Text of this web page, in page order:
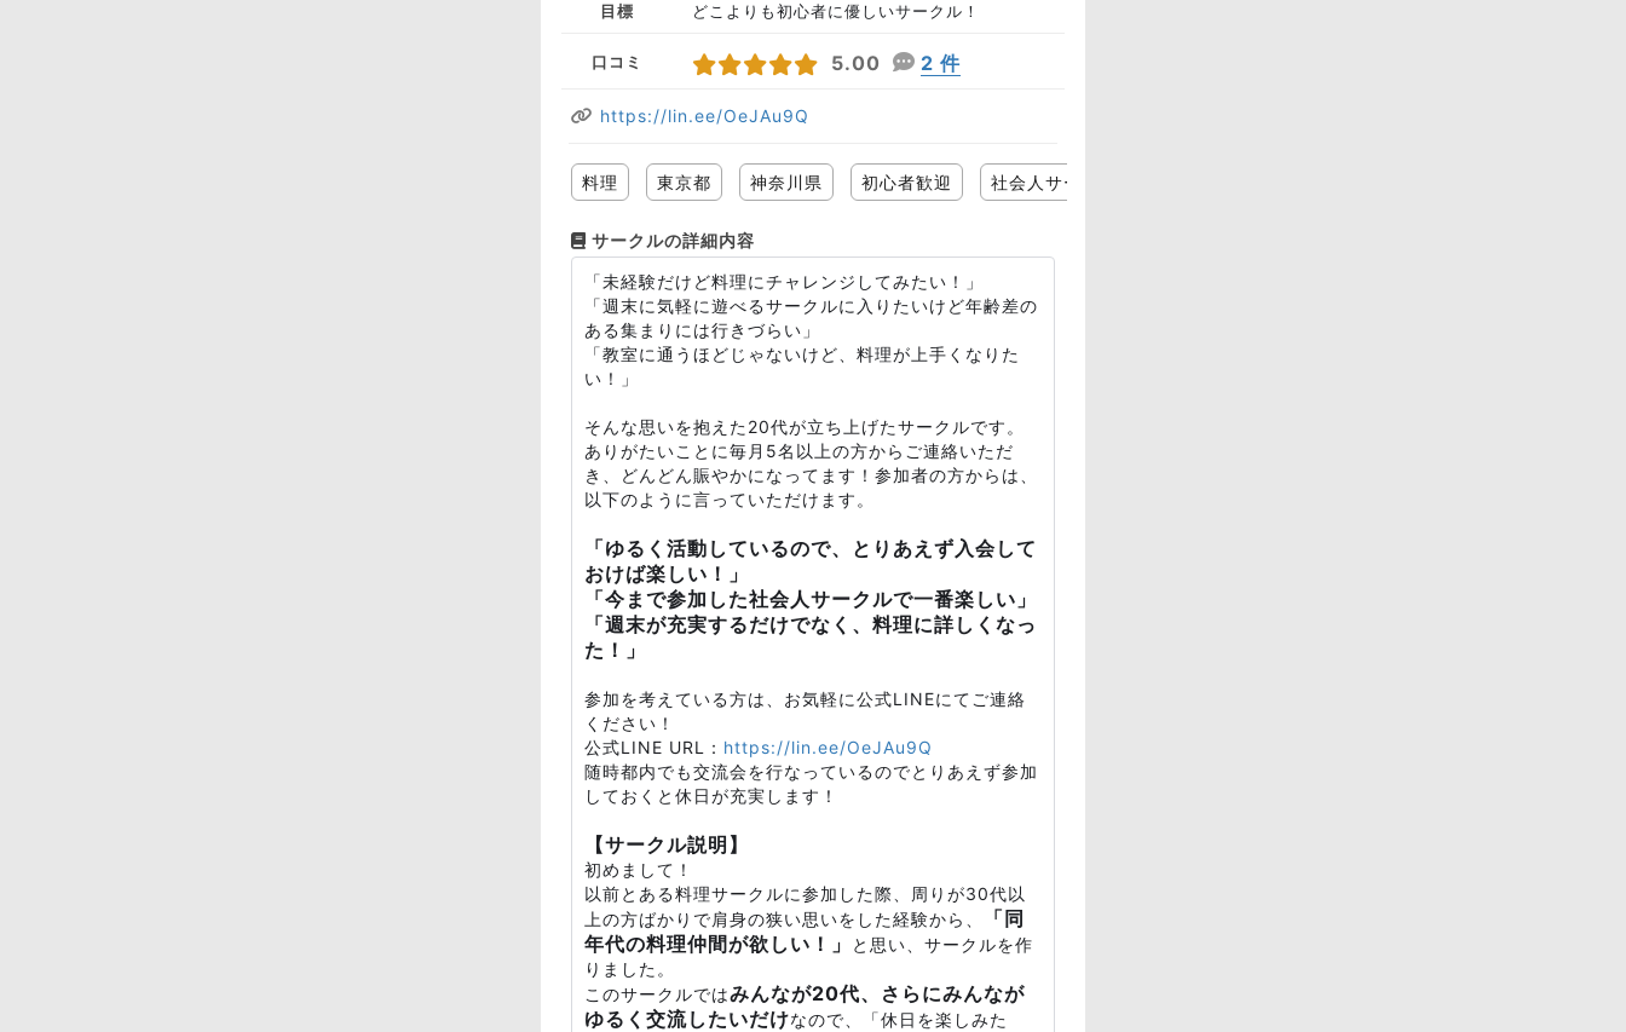
目標 どこよりも初心者に優しいサークル！
口コミ 5.00 2 件
https://lin.ee/OeJAu9Q
料理 東京都 神奈川県 初心者歓迎 社会人サークル
サークルの詳細内容
「未経験だけど料理にチャレンジしてみたい！」
「週末に気軽に遊べるサークルに入りたいけど年齢差の
ある集まりには行きづらい」
「教室に通うほどじゃないけど、料理が上手くなりた
い！」
そんな思いを抱えた20代が立ち上げたサークルです。
ありがたいことに毎月5名以上の方からご連絡いただ
き、どんどん賑やかになってます！参加者の方からは、
以下のように言っていただけます。
「ゆるく活動しているので、とりあえず入会して
おけば楽しい！」
「今まで参加した社会人サークルで一番楽しい」
「週末が充実するだけでなく、料理に詳しくなっ
た！」
参加を考えている方は、お気軽に公式LINEにてご連絡
ください！
公式LINE URL： https://lin.ee/OeJAu9Q
随時都内でも交流会を行なっているのでとりあえず参加
しておくと休日が充実します！
【サークル説明】
初めまして！
以前とある料理サークルに参加した際、周りが30代以
上の方ばかりで肩身の狭い思いをした経験から、
「同
年代の料理仲間が欲しい！」
と思い、サークルを作
りました。
このサークルではみんなが20代、さらにみんなが
ゆるく交流したいだけなので、「休日を楽しみた